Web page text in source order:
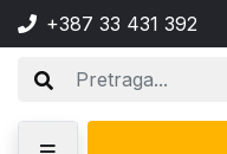
+387 33 431 392